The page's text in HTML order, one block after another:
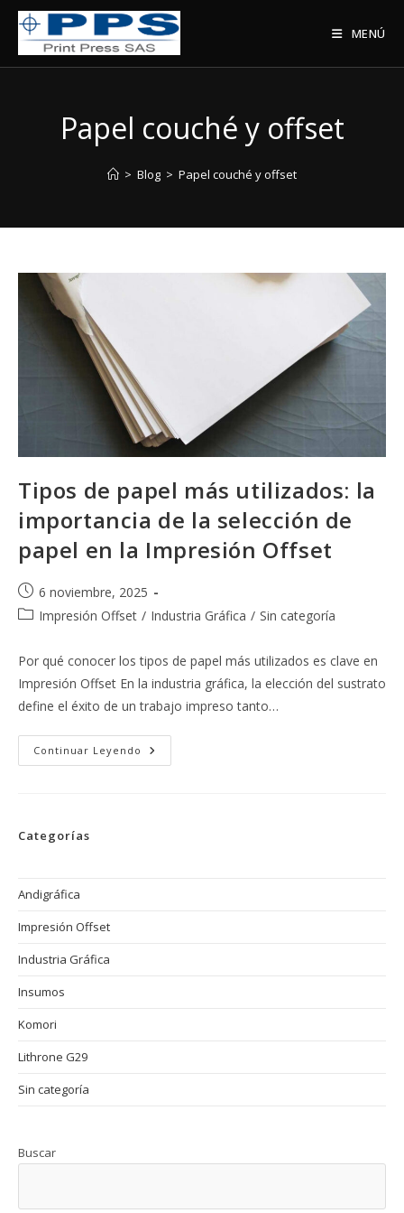
Saltar
contenido
MENÚ
Papel couché y offset
> Blog > Papel couché y offset
Tipos de papel más utilizados: la
importancia de la selección de
papel en la Impresión Offset
Publicación
de
6 noviembre, 2025
Categoría
la
entrada:
Impresión Offset / Industria Gráfica / Sin categoría
Por qué conocer los tipos de papel más utilizados es clave en
Impresión Offset En la industria gráfica, la elección del sustrato
define el éxito de un trabajo impreso tanto…
Continuar Leyendo Tipos
De
Categorías
Andigráfica
Impresión Offset
Industria Gráfica
Insumos
Komori
Lithrone G29
Sin categoría
Buscar